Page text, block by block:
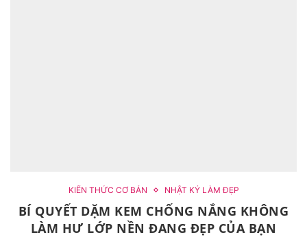
KIẾN THỨC CƠ BẢN NHẬT KÝ LÀM ĐẸP
BÍ QUYẾT DẶM KEM CHỐNG NẮNG KHÔNG
LÀM HƯ LỚP NỀN ĐANG ĐẸP CỦA BẠN